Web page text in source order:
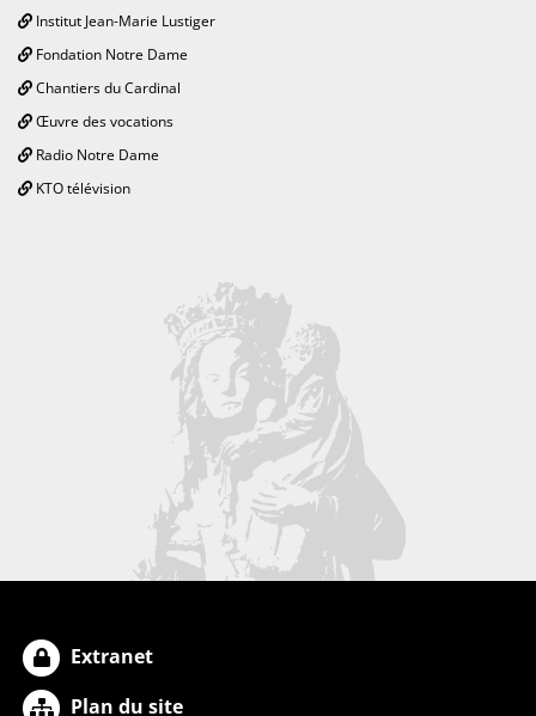
Institut Jean-Marie Lustiger
Fondation Notre Dame
Chantiers du Cardinal
Œuvre des vocations
Radio Notre Dame
KTO télévision
Extranet
Plan du site